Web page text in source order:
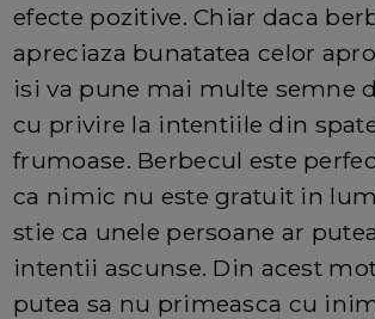
efecte pozitive. Chiar daca
apreciaza bunatatea celor
isi va pune mai multe semne
cu privire la intentiile din
frumoase. Berbecul este
ca nimic nu este gratuit in
stie ca unele persoane ar
intentii ascunse. Din acest
putea sa nu primeasca cu